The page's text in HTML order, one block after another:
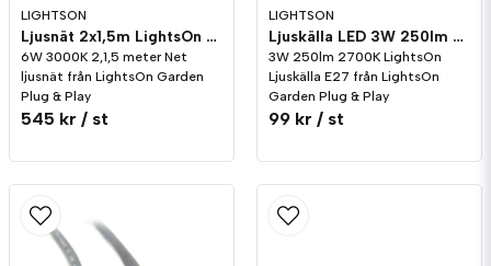
LIGHTSON
Ljusnät 2x1,5m LightsOn Garden Plug & Play
6W 3000K 2,1,5 meter Net
ljusnät från LightsOn Garden
Plug & Play
545 kr / st
LIGHTSON
Ljuskälla LED 3W 250lm E27 2700K LightsOn Garden Plug & Play
3W 250lm 2700K LightsOn
Ljuskälla E27 från LightsOn
Garden Plug & Play
99 kr / st